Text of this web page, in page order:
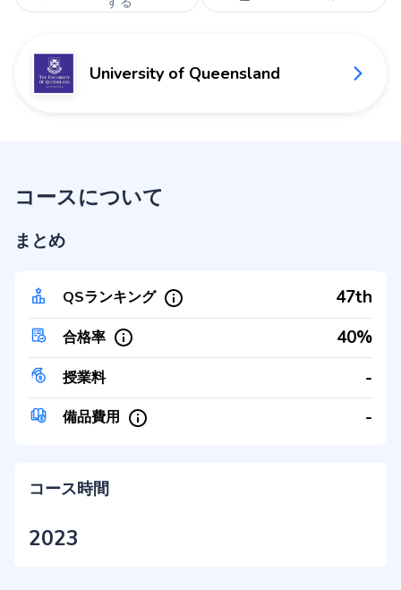
University of Queensland
コースについて
まとめ
QSランキング 47th
合格率 40%
授業料 -
備品費用 -
コース時間
2023